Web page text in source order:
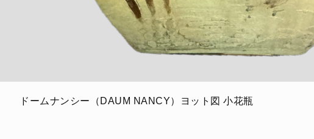
ドームナンシー（DAUM NANCY）ヨット図 小花瓶